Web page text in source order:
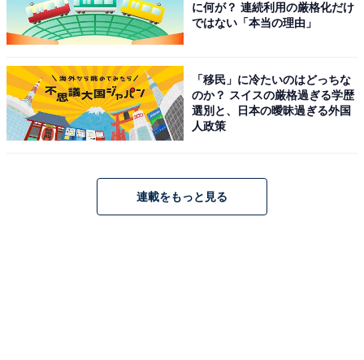
M-1においては、トップバッターと同様に、大トリも鬼
たして今年現れるのか。出番順にも注目です。
さまざまなジンクスも注目されているM-1グランプリ
朝日系列で生放送。ぜひ観戦してみてはいかがでしょう
に何が？ 連続利用の厳格化だけ
ではない「本当の理由」
「移民」に冷たいのはどっちな
のか？ スイスの厳格過ぎる学歴
選別と、日本の曖昧過ぎる外国
人政策
連載をもっと見る